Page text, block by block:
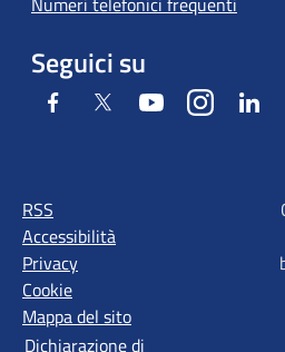
Seguici su
Facebook Twitter Youtube
RSS
Accessibilità
Privacy
Cookie
Mappa del sito
Dichiarazione di